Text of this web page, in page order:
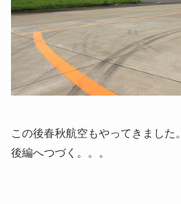
この後春秋航空もやってきました。
後編へつづく。。。